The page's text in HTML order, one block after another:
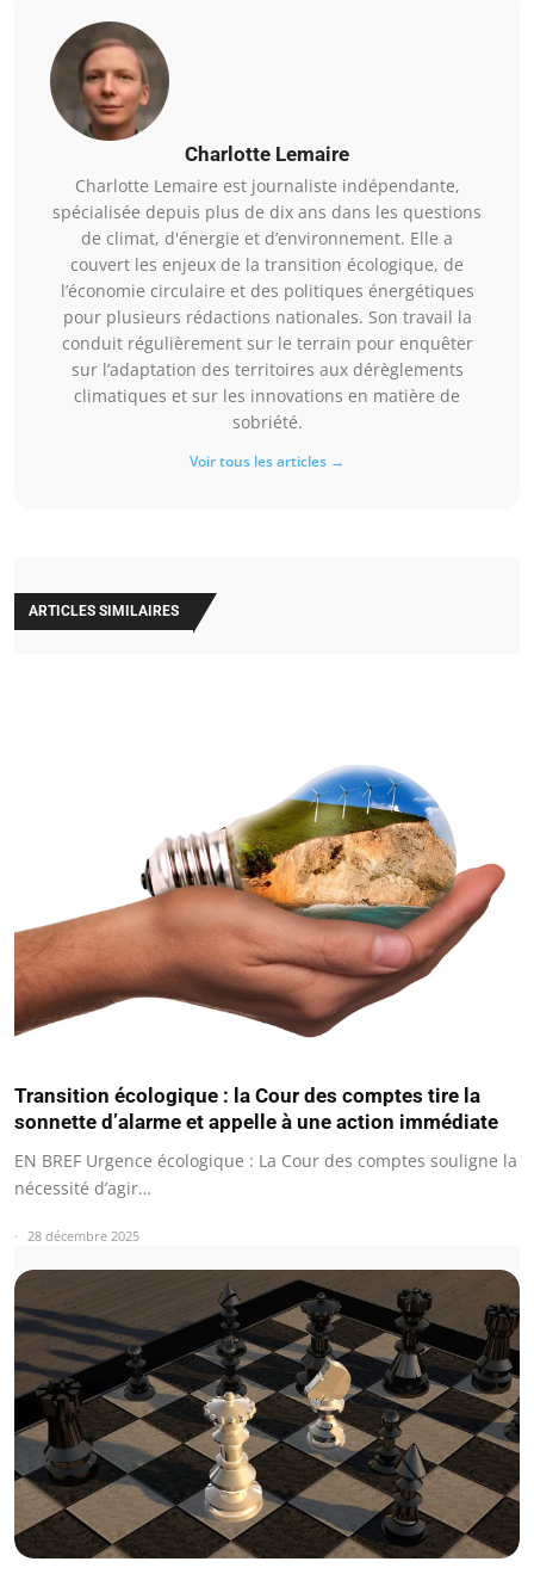
Charlotte Lemaire
Charlotte Lemaire est journaliste indépendante,
spécialisée depuis plus de dix ans dans les questions
de climat, d'énergie et d’environnement. Elle a
couvert les enjeux de la transition écologique, de
l’économie circulaire et des politiques énergétiques
pour plusieurs rédactions nationales. Son travail la
conduit régulièrement sur le terrain pour enquêter
sur l’adaptation des territoires aux dérèglements
climatiques et sur les innovations en matière de
sobriété.
Voir tous les articles →
ARTICLES SIMILAIRES
Transition écologique : la Cour des comptes tire la
sonnette d’alarme et appelle à une action immédiate
EN BREF Urgence écologique : La Cour des comptes souligne la
nécessité d’agir…
28 décembre 2025